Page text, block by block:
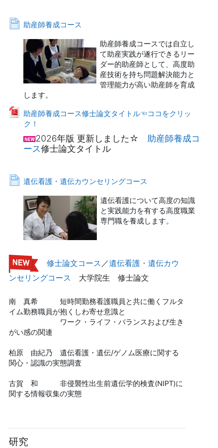
助産師養成コース
ページ
助産師養成コースでは自立し
て助産実践が遂行できるリー
ダー的助産師として、高度助
産技術を持ち問題解決能力と
管理能力が高い助産師を育成
します。
助産師養成コース修士論文タイトル☜ココをクリッ
ク！
ファイル
2026年版 更新しました☆ 助産師養成コ
ース修士論文タイトル
遺伝看護・遺伝カウンセリングコース
ページ
遺伝看護について高度の知識
と実践能力を有する高度職業
専門職を養成します。
修士論文コース ／遺伝看護・遺伝カウ
ンセリングコース 大学院生 修士論文
南 真希 短時間勤務看護職員と共に働くフルタ
イム勤務職員が抱くしわ寄せ意識と
ワーク・ライフ・バランスおよび生き
がい感の関連
柏原 由紀乃 遺伝看護・遺伝/ゲノム医療に関する
関心・認識の実態調査
古賀 和 非侵襲性出生前遺伝学的検査(NIPT)に
関する情報収集の実態
研究